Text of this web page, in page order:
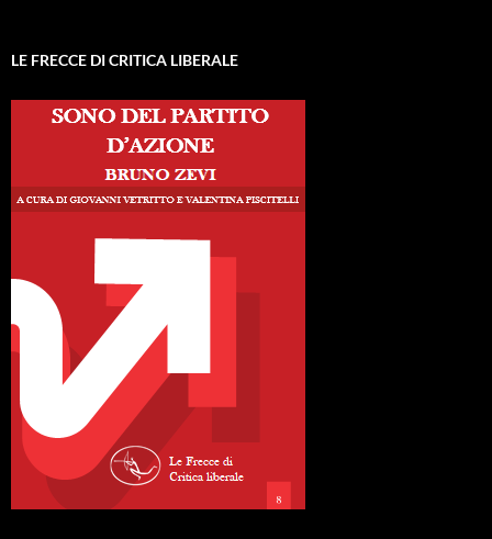
LE FRECCE DI CRITICA LIBERALE